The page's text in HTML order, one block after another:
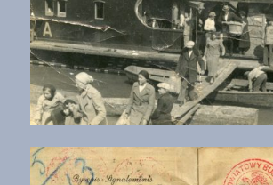
Fot. colección de la Asociación Argentino-
1938, Wanda, Misiones.
Rodzina Pastuszaków opuszcza statek
Fot. zbiory Stowarzyszenia Polsko-